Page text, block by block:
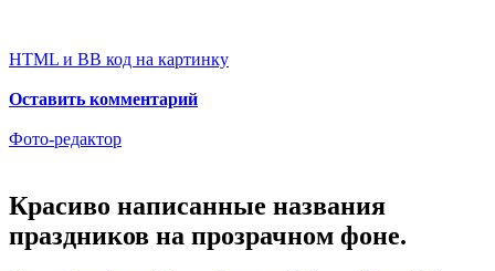
HTML и BB код на картинку
Оставить комментарий
Фото-редактор
Красиво написанные названия
праздников на прозрачном фоне.